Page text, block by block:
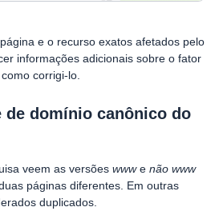
e o recurso exatos afetados pelo
informações adicionais sobre o fator
corrigi-lo.
de domínio canônico do
veem as versões wwwe não www
páginas diferentes. Em outras
duplicados.